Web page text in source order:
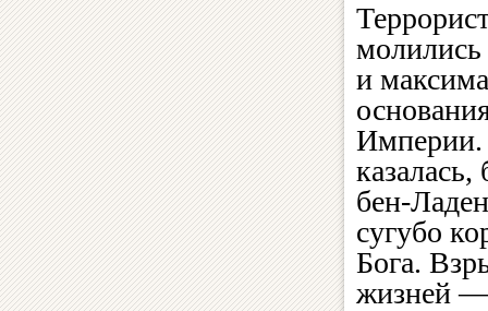
молились
и
Империи.
бен-
сугубо
Бога.
жизней —